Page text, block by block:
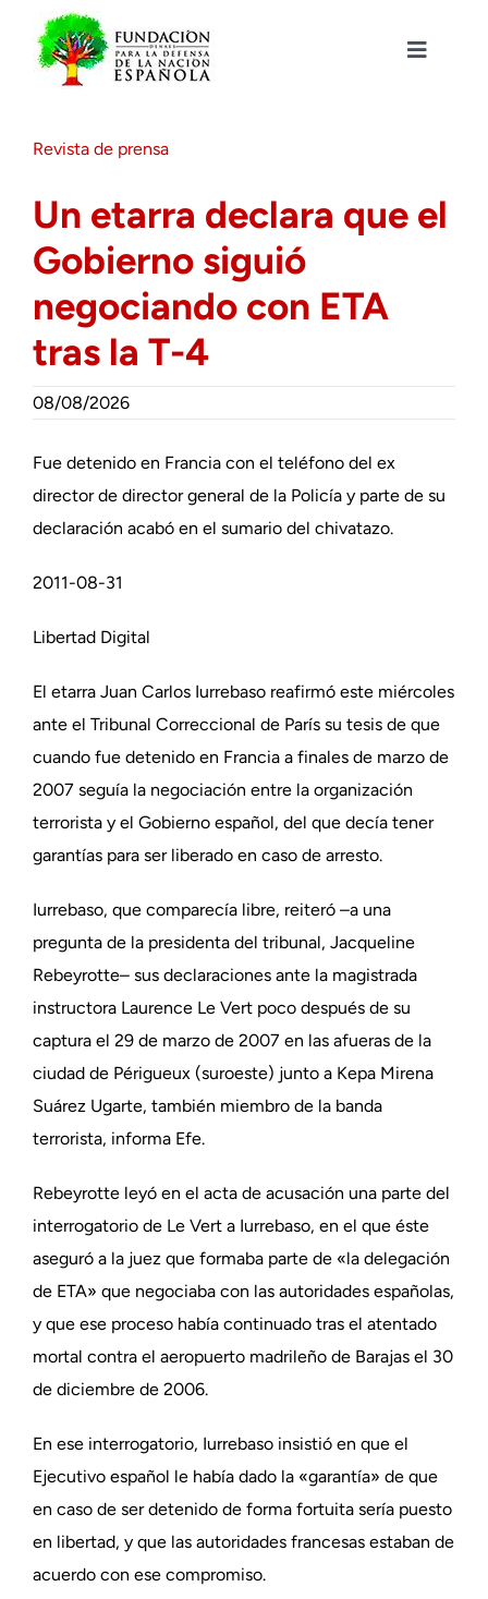
contenido
Toggle
Actualidad
Actividades
Colabora
Revista de prensa
Un etarra declara que el
Gobierno siguió
negociando con ETA
tras la T-4
08/08/2026
Fue detenido en Francia con el teléfono del ex
director de director general de la Policía y parte de su
declaración acabó en el sumario del chivatazo.
2011-08-31
Libertad Digital
El etarra Juan Carlos Iurrebaso reafirmó este miércoles
ante el Tribunal Correccional de París su tesis de que
cuando fue detenido en Francia a finales de marzo de
2007 seguía la negociación entre la organización
terrorista y el Gobierno español, del que decía tener
garantías para ser liberado en caso de arresto.
Iurrebaso, que comparecía libre, reiteró –a una
pregunta de la presidenta del tribunal, Jacqueline
Rebeyrotte– sus declaraciones ante la magistrada
instructora Laurence Le Vert poco después de su
captura el 29 de marzo de 2007 en las afueras de la
ciudad de Périgueux (suroeste) junto a Kepa Mirena
Suárez Ugarte, también miembro de la banda
terrorista, informa Efe.
Rebeyrotte leyó en el acta de acusación una parte del
interrogatorio de Le Vert a Iurrebaso, en el que éste
aseguró a la juez que formaba parte de «la delegación
de ETA» que negociaba con las autoridades españolas,
y que ese proceso había continuado tras el atentado
mortal contra el aeropuerto madrileño de Barajas el 30
de diciembre de 2006.
En ese interrogatorio, Iurrebaso insistió en que el
Ejecutivo español le había dado la «garantía» de que
en caso de ser detenido de forma fortuita sería puesto
en libertad, y que las autoridades francesas estaban de
acuerdo con ese compromiso.